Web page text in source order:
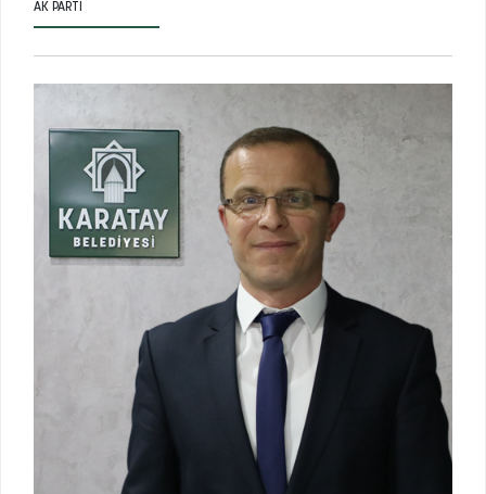
AK PARTI